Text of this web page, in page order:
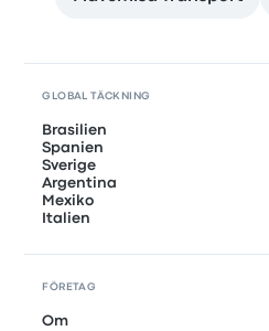
GLOBAL TÄCKNING
Brasilien
Spanien
Sverige
Argentina
Mexiko
Italien
FÖRETAG
Om